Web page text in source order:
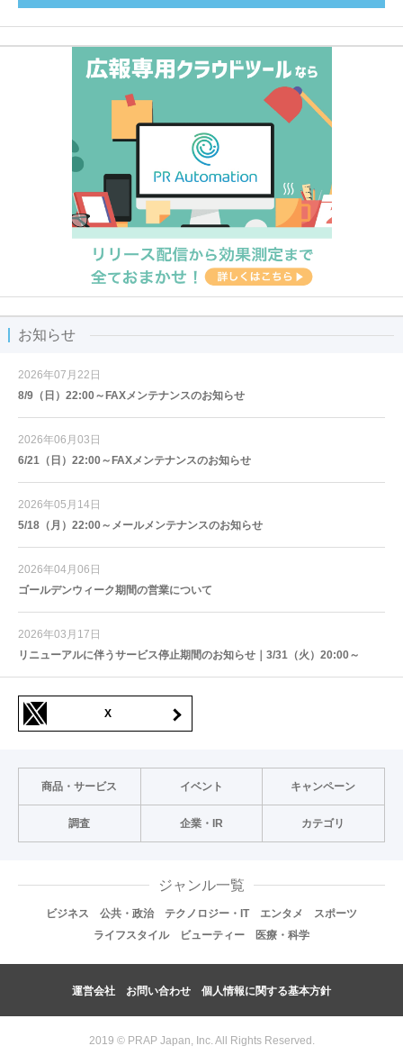
お知らせ
2026年07月22日
8/9（日）22:00～FAXメンテナンスのお知らせ
2026年06月03日
6/21（日）22:00～FAXメンテナンスのお知らせ
2026年05月14日
5/18（月）22:00～メールメンテナンスのお知らせ
2026年04月06日
ゴールデンウィーク期間の営業について
2026年03月17日
リニューアルに伴うサービス停止期間のお知らせ｜3/31（火）20:00～
X
商品・サービス イベント キャンペーン
調査 企業・IR カテゴリ
ジャンル一覧
ビジネス 公共・政治 テクノロジー・IT エンタメ
スポーツ
ライフスタイル
ビューティー 医療・科学
運営会社 お問い合わせ 個人情報に関する基本方針
2019 © PRAP Japan, Inc. All Rights Reserved.